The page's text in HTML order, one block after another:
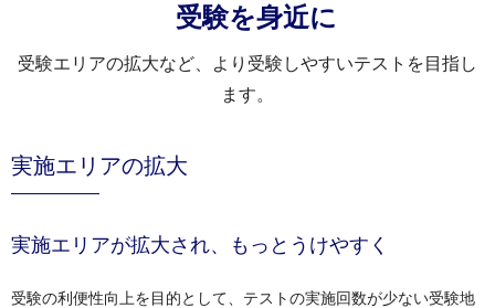
受験を身近に
受験エリアの拡大など、より受験しやすいテストを目指し
ます。
実施エリアの拡大
実施エリアが拡大され、もっとうけやすく
受験の利便性向上を目的として、テストの実施回数が少ない受験地